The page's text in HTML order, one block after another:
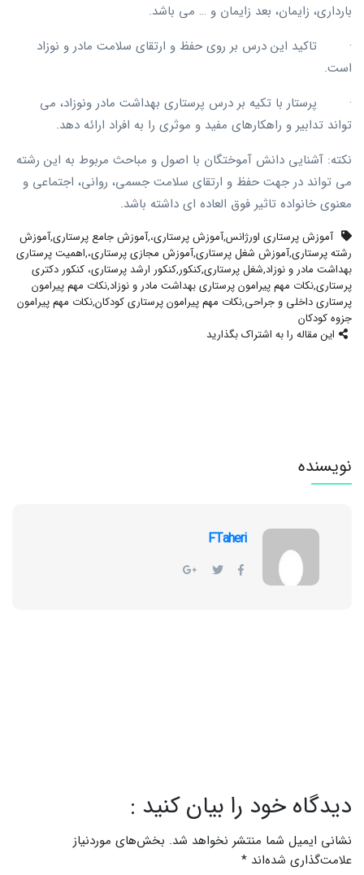
بارداری، زایمان، بعد زایمان و … می باشد.
· تاکید این درس بر روی حفظ و ارتقای سلامت مادر و نوزاد
است.
· پرستار با تکیه بر درس پرستاری بهداشت مادر ونوزاد، می
تواند تدابیر و راهکارهای مفید و موثری را به افراد ارائه دهد.
نکته: آشنایی دانش آموختگان با اصول و مباحث مربوط به این رشته
می تواند در جهت حفظ و ارتقای سلامت جسمی، روانی، اجتماعی و
معنوی خانواده تاثیر فوق العاده ای داشته باشد.
آموزش پرستاری اورژانس,آموزش پرستاری،,آموزش جامع پرستاری,آموزش
رشته پرستاری,آموزش شغل پرستاری,آموزش مجازی پرستاری،,اهمیت پرستاری
بهداشت مادر و نوزاد,شغل پرستاری,کنکور,کنکور ارشد پرستاری، کنکور دکتری
پرستاری,نکات مهم پیرامون پرستاری بهداشت مادر و نوزاد,نکات مهم پیرامون
پرستاری داخلی و جراحی,نکات مهم پیرامون پرستاری کودکان,نکات مهم پیرامون
جزوه کودکان
این مقاله را به اشتراک بگذارید
نویسنده
FTaheri
دیدگاه خود را بیان کنید :
نشانی ایمیل شما منتشر نخواهد شد. بخش‌های موردنیاز
علامت‌گذاری شده‌اند *